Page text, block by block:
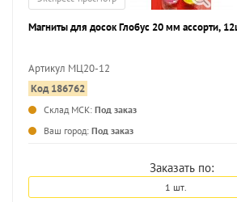
Магниты для досок Глобус 20 мм ассорти,
Артикул МЦ20-12
Код 186762
Склад МСК: Под заказ
Ваш город: Под заказ
Заказать по:
1 шт.